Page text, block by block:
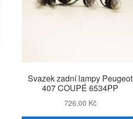
Svazek zadní lampy Peugeot
407 COUPÉ 6534PP
726,00 Kč